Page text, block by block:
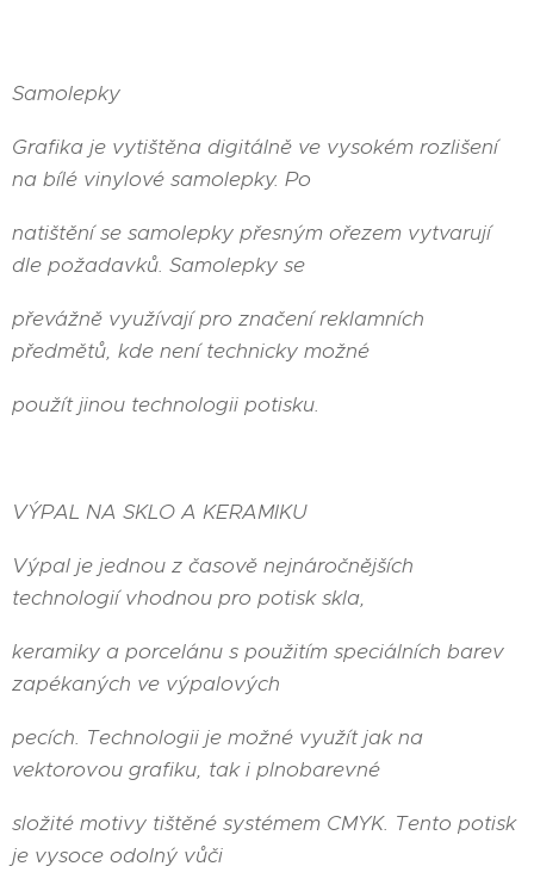
Samolepky
Grafika je vytištěna digitálně ve vysokém rozlišení
na bílé vinylové samolepky. Po
natištění se samolepky přesným ořezem vytvarují
dle požadavků. Samolepky se
převážně využívají pro značení reklamních
předmětů, kde není technicky možné
použít jinou technologii potisku.
VÝPAL NA SKLO A KERAMIKU
Výpal je jednou z časově nejnáročnějších
technologií vhodnou pro potisk skla,
keramiky a porcelánu s použitím speciálních barev
zapékaných ve výpalových
pecích. Technologii je možné využít jak na
vektorovou grafiku, tak i plnobarevné
složité motivy tištěné systémem CMYK. Tento potisk
je vysoce odolný vůči